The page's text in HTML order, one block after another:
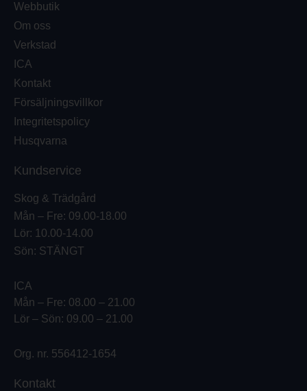
Webbutik
Om oss
Verkstad
ICA
Kontakt
Försäljningsvillkor
Integritetspolicy
Husqvarna
Kundservice
Skog & Trädgård
Mån – Fre: 09.00-18.00
Lör: 10.00-14.00
Sön: STÄNGT
ICA
Mån – Fre: 08.00 – 21.00
Lör – Sön: 09.00 – 21.00
Org. nr. 556412-1654
Kontakt